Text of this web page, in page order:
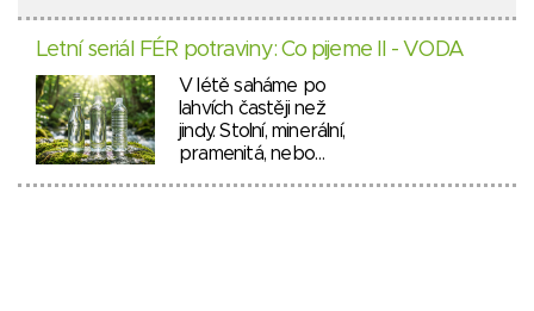
Letní seriál FÉR potraviny: Co pijeme II - VODA
V létě saháme po
lahvích častěji než
jindy. Stolní, minerální,
pramenitá, nebo…